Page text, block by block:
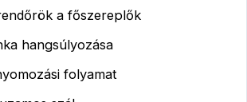
a főszereplők
hangsúlyozása
folyamat